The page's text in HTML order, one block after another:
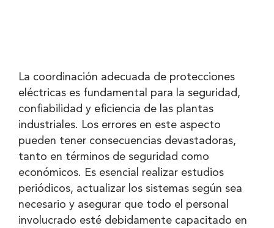
La coordinación adecuada de protecciones
eléctricas es fundamental para la seguridad,
confiabilidad y eficiencia de las plantas
industriales. Los errores en este aspecto
pueden tener consecuencias devastadoras,
tanto en términos de seguridad como
económicos. Es esencial realizar estudios
periódicos, actualizar los sistemas según sea
necesario y asegurar que todo el personal
involucrado esté debidamente capacitado en